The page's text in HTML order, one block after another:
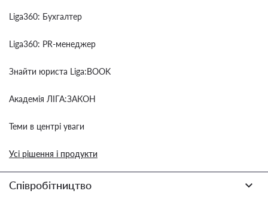
Liga360: Бухгалтер
Liga360: PR-менеджер
Знайти юриста Liga:BOOK
Академія ЛІГА:ЗАКОН
Теми в центрі уваги
Усі рішення і продукти
Співробітництво